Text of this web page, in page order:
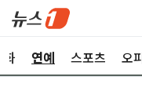
화 연예 스포츠 오